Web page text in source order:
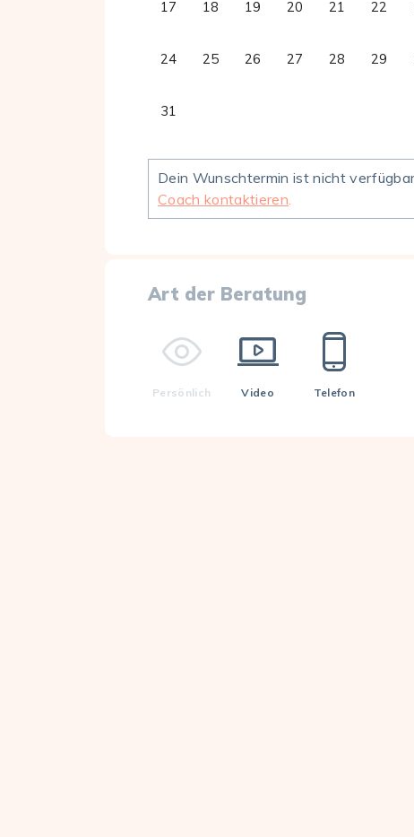
17 18 19 20 21 22
24 25 26 27 28 29
31
Dein Wunschtermin ist nicht
Coach kontaktieren
Art der Beratung
Persönlich Video Telefon